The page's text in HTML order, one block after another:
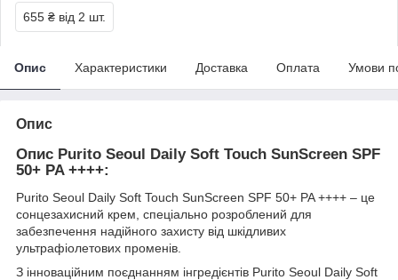
655 ₴ від 2 шт.
Опис Характеристики Доставка Оплата Умови
Опис
Опис Purito Seoul Daily Soft Touch SunScreen SPF
50+ PA ++++:
Purito Seoul Daily Soft Touch SunScreen SPF 50+ PA ++++ – це
сонцезахисний крем, спеціально розроблений для
забезпечення надійного захисту від шкідливих
ультрафіолетових променів.
З інноваційним поєднанням інгредієнтів Purito Seoul Daily Soft